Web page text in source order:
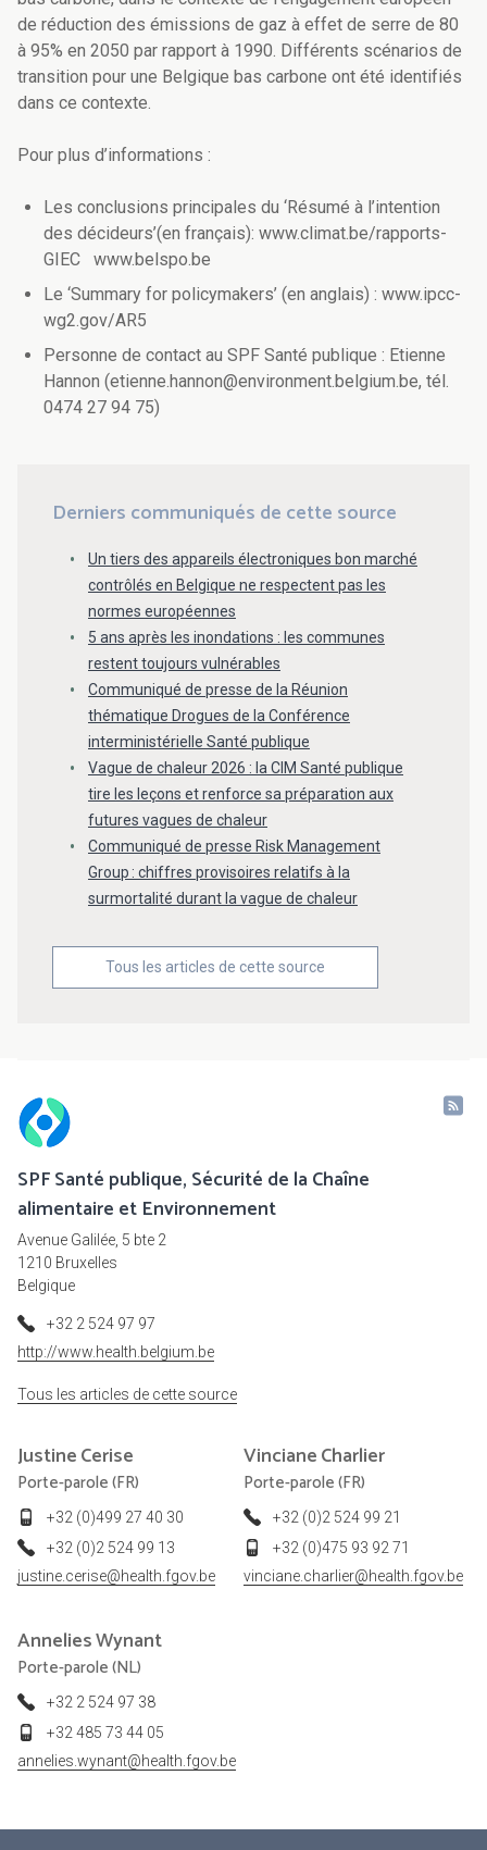
de réduction des émissions de gaz à effet de serre de 80
à 95% en 2050 par rapport à 1990. Différents scénarios de
transition pour une Belgique bas carbone ont été identifiés
dans ce contexte.
Pour plus d’informations :
Les conclusions principales du ‘Résumé à l’intention
des décideurs’(en français): www.climat.be/rapports-
GIEC www.belspo.be
Le ‘Summary for policymakers’ (en anglais) : www.ipcc-
wg2.gov/AR5
Personne de contact au SPF Santé publique : Etienne
Hannon (etienne.hannon@environment.belgium.be, tél.
0474 27 94 75)
Derniers communiqués de cette source
Un tiers des appareils électroniques bon marché
contrôlés en Belgique ne respectent pas les
normes européennes
5 ans après les inondations : les communes
restent toujours vulnérables
Communiqué de presse de la Réunion
thématique Drogues de la Conférence
interministérielle Santé publique
Vague de chaleur 2026 : la CIM Santé publique
tire les leçons et renforce sa préparation aux
futures vagues de chaleur
Communiqué de presse Risk Management
Group : chiffres provisoires relatifs à la
surmortalité durant la vague de chaleur
Tous les articles de cette source
SPF Santé publique, Sécurité de la Chaîne
alimentaire et Environnement
Avenue Galilée, 5 bte 2
1210 Bruxelles
Belgique
+32 2 524 97 97
http://www.health.belgium.be
Tous les articles de cette source
JustineCerise
Porte-parole (FR)
+32 (0)499 27 40 30
+32 (0)2 524 99 13
justine.cerise@health.fgov.be
VincianeCharlier
Porte-parole (FR)
+32 (0)2 524 99 21
+32 (0)475 93 92 71
vinciane.charlier@health.fgov.be
AnneliesWynant
Porte-parole (NL)
+32 2 524 97 38
+32 485 73 44 05
annelies.wynant@health.fgov.be